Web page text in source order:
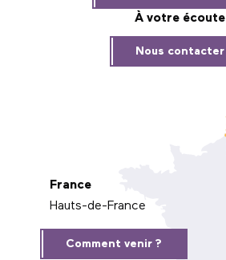
À votre écoute
Nous contacter
France
Hauts-de-France
Comment venir ?